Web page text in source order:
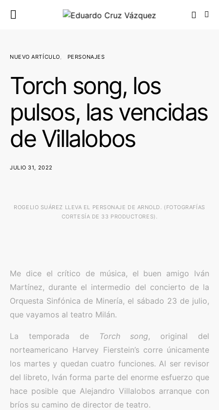
NUEVO ARTÍCULO PERSONAJES
Torch song, los
pulsos, las vencidas
de Villalobos
JULIO 31, 2022
ROGELIO SUÁREZ LLEVA EL PERSONAJE DE ARNOLD. (FOTOGRAFÍAS
CORTESÍA DE 33 PRODUCTORES).
Me dice el crítico de música, el buen amigo Iván
Martínez, durante el intermedio del concierto de la
Orquesta Sinfónica de Minería, el sábado 23 de julio,
que vayamos al teatro Milán.
La temporada de Torch song, original del
norteamericano Harvey Fierstein’s corre únicamente
los martes y quedan cuatro funciones. Al ser revisor
del libreto, Iván forma parte del enorme esfuerzo que
hace posible que Alejandro Villalobos arranque con
bríos su camino de director de teatro.